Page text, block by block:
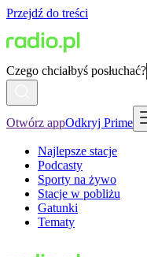
Przejdź do treści
Czego chciałbyś posłuchać?
Otwórz appOdkryj Prime
Najlepsze stacje
Podcasty
Sporty na żywo
Stacje w pobliżu
Gatunki
Tematy